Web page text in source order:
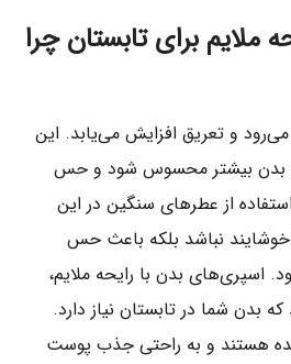
ملایم برای تابستان چرا
می‌رود و تعریق افزایش می‌یابد. این
بدن بیشتر محسوس شود و حس
از عطرهای سنگین در این
نباشد بلکه باعث حس
بدن با رایحه ملایم،
بدن شما در تابستان نیاز دارد.
هستند و به راحتی جذب پوست